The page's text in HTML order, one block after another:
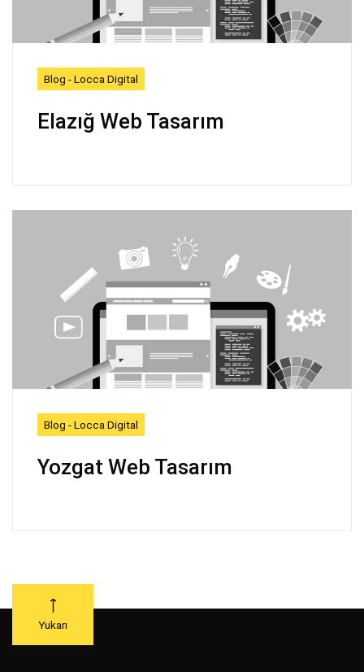
Blog - Locca Digital
Elazığ Web Tasarım
Blog - Locca Digital
Yozgat Web Tasarım
Yukarı